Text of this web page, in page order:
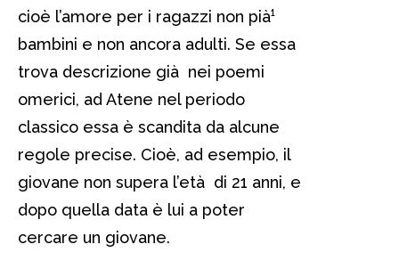
cioè l’amore per i ragazzi non pià¹
bambini e non ancora adulti. Se essa
trova descrizione già nei poemi
omerici, ad Atene nel periodo
classico essa è scandita da alcune
regole precise. Cioè, ad esempio, il
giovane non supera l’età di 21 anni, e
dopo quella data è lui a poter
cercare un giovane.